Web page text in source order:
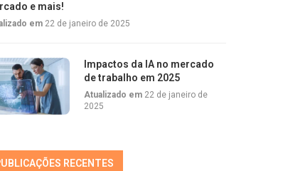
e mais!
em 22 de janeiro de 2025
Impactos da IA no mercado
de trabalho em 2025
Atualizado em 22 de janeiro de
2025
RECENTES